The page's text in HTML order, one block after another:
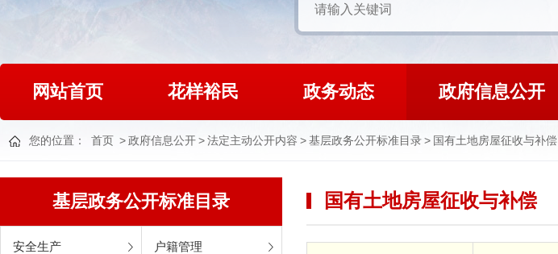
网站首页 花样裕民 政务动态 政府信息公开
您的位置： 首页 >政府信息公开>法定主动公开内容 >基层政务公开标准目录> 国有土地房屋征收与补偿
基层政务公开标准目录
安全生产 户籍管理
国有土地房屋征收与补偿